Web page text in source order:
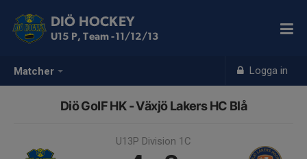
Matcher Logga in
DIÖ HOCKEY
U15 P, Team -11/12/13
Diö GoIF HK - Växjö Lakers HC Blå
U13P Division 1C